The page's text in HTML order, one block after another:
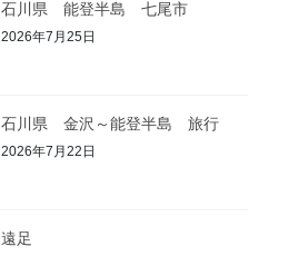
石川県 能登半島 七尾市
2026年7月25日
石川県 金沢～能登半島 旅行
2026年7月22日
遠足